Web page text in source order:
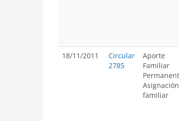
18/11/2011
Circular
2785
Aporte
Familiar
Asignación
familiar